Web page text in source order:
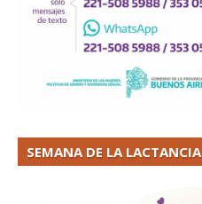
SEMANA DE LA LACTANCIA